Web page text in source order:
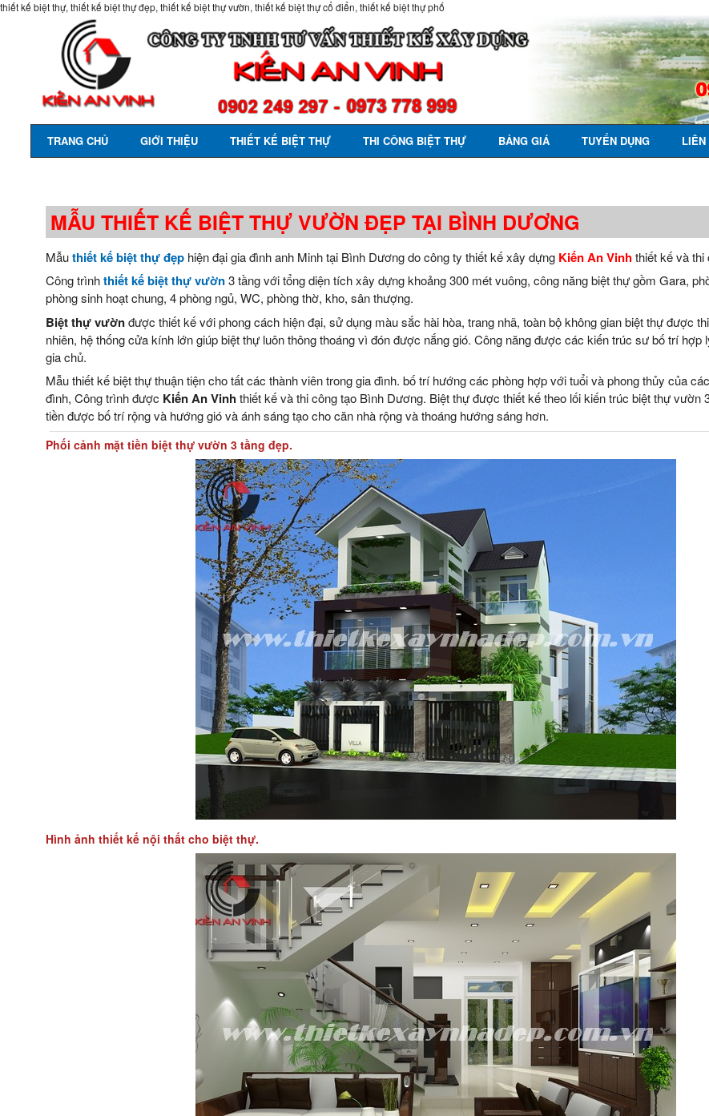
thiết kế biệt thự, thiết kế biệt thự đẹp, thiết kế biệt thự vườn, thiết kế biệt thự cổ điển, thiết kế biệt thự phố
TRANG CHỦ GIỚI THIỆU THIẾT KẾ BIỆT THỰ THI CÔNG BIỆT THỰ BẢNG GIÁ TUYỂN DỤNG LIÊN
MẪU THIẾT KẾ BIỆT THỰ VƯỜN ĐẸP TẠI BÌNH DƯƠNG
Mẫuthiết kế biệt thự đẹp hiện đại gia đình anh Minh tại Bình Dương do công ty thiết kế xây dựng Kiến An Vinhthiết kế và thi
Công trìnhthiết kế biệt thự vườn3 tầng với tổng diện tích xây dựng khoảng 300 mét vuông, công năng biệt thự gồm Gara,
phòng sinh hoạt chung, 4 phòng ngủ, WC, phòng thờ, kho, sân thượng.
Biệt thự vườnđược thiết kế với phong cách hiện đại, sử dụng màu sắc hài hòa, trang nhã, toàn bộ không gian biệt thự được
nhiên, hệ thống cửa kính lớn giúp biệt thự luôn thông thoáng vì đón được nắng gió. Công năng được các kiến trúc sư bố trí hợp
gia chủ.
Mẫu thiết kế biệt thự thuận tiện cho tất các thành viên trong gia đình. bố trí hướng các phòng hợp với tuổi và phong thủy của
đình, Công trình được Kiến An Vinhthiết kế và thi công tạo Bình Dương. Biệt thự được thiết kế theo lối kiến trúc biệt thự vườn
tiền được bố trí rộng và hướng gió và ánh sáng tạo cho căn nhà rộng và thoáng hướng sáng hơn.
Phối cảnh mặt tiền biệt thự vườn 3 tầng đẹp.
Hình ảnh thiết kế nội thất cho biệt thự.